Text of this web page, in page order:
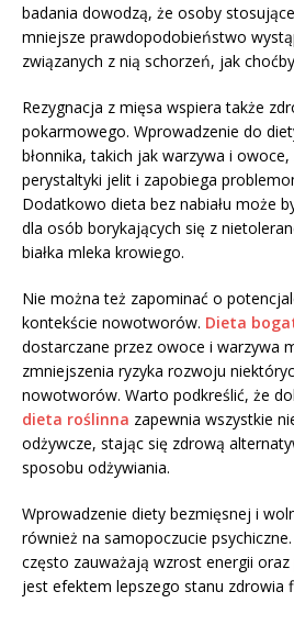
badania dowodzą, że osoby
mniejsze prawdopodobieństwo
związanych z nią schorzeń, jak
Rezygnacja z mięsa wspiera także
pokarmowego. Wprowadzenie do
błonnika, takich jak warzywa i
perystaltyki jelit i zapobiega
Dodatkowo dieta bez nabiału może
dla osób borykających się z
białka mleka krowiego.
Nie można też zapominać o
kontekście nowotworów. Dieta
dostarczane przez owoce i warzywa
zmniejszenia ryzyka rozwoju
nowotworów. Warto podkreślić, że
dieta roślinna zapewnia wszystkie
odżywcze, stając się zdrową
sposobu odżywiania.
Wprowadzenie diety bezmięsnej i
również na samopoczucie
często zauważają wzrost energii
jest efektem lepszego stanu zdrowia